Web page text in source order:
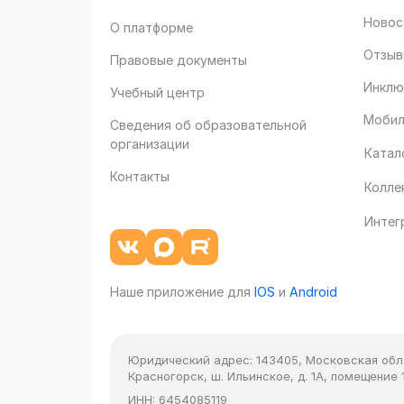
О платформе
Правовые документы
Учебный центр
Сведения об образовательной
организации
Контакты
Наше приложение для IOS и Android
Юридический адрес: 143405, Московская
Красногорск, ш. Ильинское, д. 1А, помещение
ИНН: 6454085119